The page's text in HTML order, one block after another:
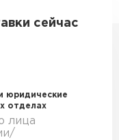
сейчас
юридические
отделах
лица